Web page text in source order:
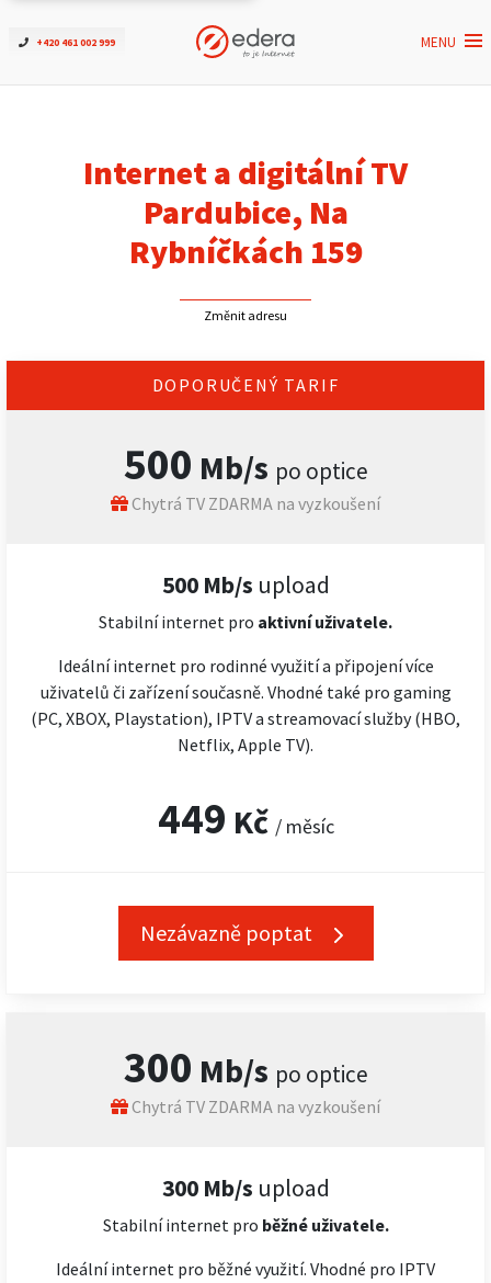
+420 461 002 999 MENU
Ověřit dostupnost
ČEZNET TV
Podpora
Kontakt
Internet a digitální TV
Pardubice, Na
Rybníčkách 159
Změnit adresu
300 Mb/s po optice
Chytrá TV ZDARMA na vyzkoušení
300 Mb/s upload
Stabilní internet pro běžné uživatele.
Ideální internet pro běžné využití. Vhodné pro IPTV
DOPORUČENÝ TARIF
500 Mb/s po optice
Chytrá TV ZDARMA na vyzkoušení
500 Mb/s upload
Stabilní internet pro aktivní uživatele.
Ideální internet pro rodinné využití a připojení více
uživatelů či zařízení současně. Vhodné také pro gaming
(PC, XBOX, Playstation), IPTV a streamovací služby (HBO,
Netflix, Apple TV).
449 Kč / měsíc
Nezávazně poptat